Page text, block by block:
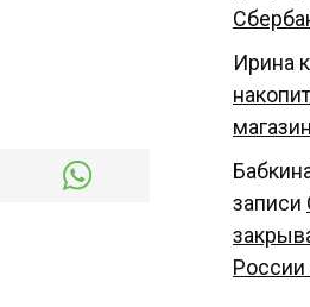
Ирина
записи
России